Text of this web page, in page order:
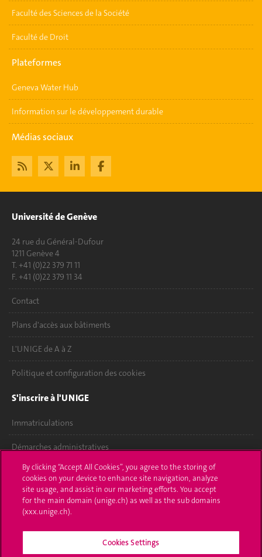
Faculté des Sciences de la Société
Faculté de Droit
Plateformes
Geneva Water Hub
Information sur le développement durable
Médias sociaux
Université de Genève
24 rue du Général-Dufour
1211 Genève 4
T. +41 (0)22 379 71 11
F. +41 (0)22 379 11 34
Contact
Plans d'accès aux bâtiments
L'UNIGE de A à Z
Politique et configuration des cookies
S'inscrire à l'UNIGE
Immatriculations
Démarches administratives
Poser une question
L'UNIGE vous informe
By clicking “Accept All Cookies”, you agree to the storing of
cookies on your device to enhance site navigation, analyze
site usage, and assist in our marketing efforts. You accept
for the main domain (unige.ch) as well as the sub domains
(xxx.unige.ch).
Cookies Settings